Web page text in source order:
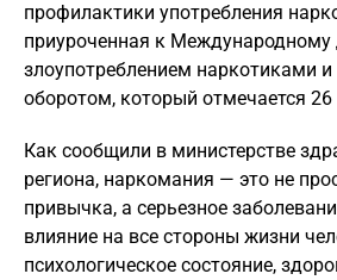
профилактики употребления
приуроченная к
злоупотреблением наркотиками
оборотом, который отмечается
Как сообщили в министерстве
региона, наркомания — это не
привычка, а серьезное
влияние на все стороны жизни
психологическое состояние,